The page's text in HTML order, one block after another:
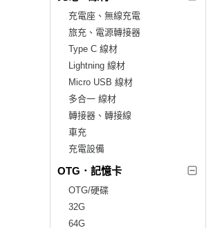
充電座、無線充電
旅充、電源轉接器
Type C 線材
Lightning 線材
Micro USB 線材
多合一 線材
轉接器、轉接線
車充
充電設備
OTG．記憶卡
OTG/硬碟
32G
64G